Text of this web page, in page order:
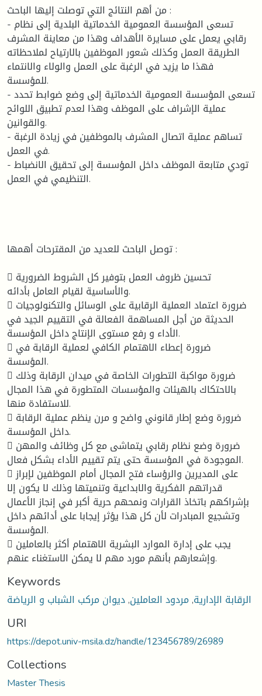
من أهم النتائج التي توصلت إليها الباحث :
- تسعى المؤسسة العمومية الخدماتية البلدية إلى نظام
رقابي يعمل على مسايرة الأهداف وهذا من معاينة المشرف
الطريقة العمل وكذلك شعور الموظفين بالارتياح لملاحظاته
فهذا ما يزيد في الرغبة على العمل والولاء والانتماء
للمؤسسة.
- تسعى المؤسسة العمومية الخدماتية إلى وضع ضوابط تحدد
عملية الإشراف على الموظف وهذا لعدم تطبيق اللوائح
والقوانين.
- تساهم عملية اتصال المشرف بالموظفين في زيادة الرغبة
في العمل.
- تودي متابعة الموظف داخل المؤسسة إلى تحقيق الانضباط
التنظيمي في العمل.
توصل الباحث للعديد من المقترحات أهمها :
 تحسين ظروف العمل بتوفير كل الشروط الضرورية
والأساسية لقيام العامل بأدائه.
 ضرورة اعتماد العملية الرقابية على الوسائل والتكنولوجيات
الحديثة من أجل المساهمة الفعالة في التقييم الجيد في
الأداء و رفع مستوى الإنتاج داخل المؤسسة.
 ضرورة إعطاء الاهتمام الكافي لعملية الرقابة في
المؤسسة.
 ضرورة مواكبة التطورات الخاصة في ميدان الرقابة وذلك
بالاحتكاك بالهيئات والمؤسسات المتطورة في هذا المجال
للاستفادة منها.
 ضرورة وضع إطار قانوني واضح و مرن ينظم عملية الرقابة
داخل المؤسسة.
 ضرورة وضع نظام رقابي يتماشى مع كل وظائف والمهن
الموجودة في المؤسسة حتى يتم تقييم الأداء بشكل فعال.
 على المديرين والرؤساء فتح المجال أمام الموظفين لإبراز
قدراتهم الفكرية والابداعية وتنميتها وذلك لا يكون إلا
بإشراكهم باتخاذ القرارات ونمحهم حرية أكبر في إنجاز الأعمال
وتشجيع المبادرات لأن كل هذا يؤثر إيجابا على أدائهم داخل
المؤسسة.
 يجب على إدارة الموارد البشرية الاهتمام أكثر بالعاملين
وإشعارهم بأنهم مورد مهم لا يمكن الاستغناء عنهم.
Keywords
الرقابة الإدارية,مردود العاملين,ديوان مركب الشباب و الرياضة
URI
https://depot.univ-msila.dz/handle/123456789/26989
Collections
Master Thesis